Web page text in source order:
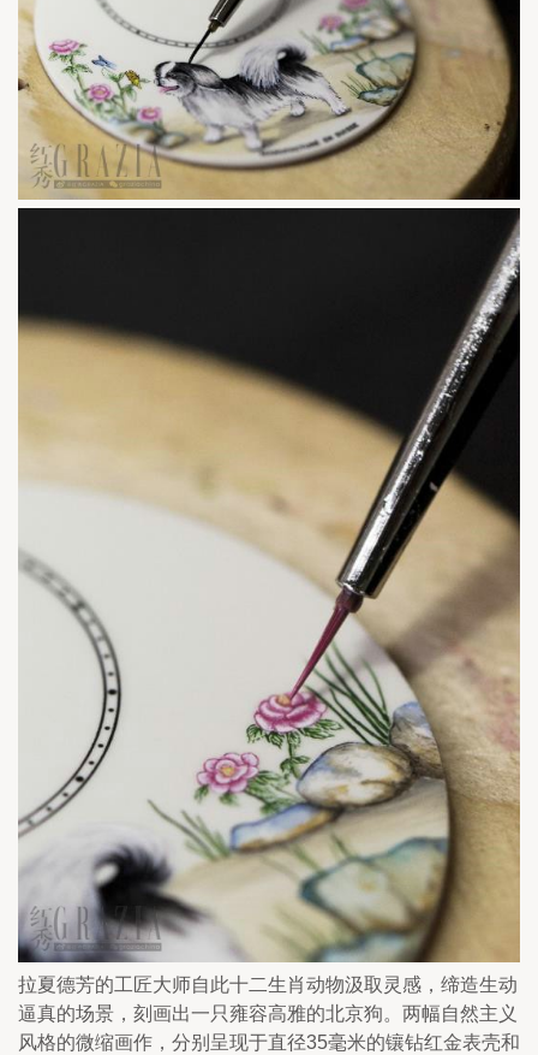
拉夏德芳的工匠大师自此十二生肖动物汲取灵感，缔造生动
逼真的场景，刻画出一只雍容高雅的北京狗。两幅自然主义
风格的微缩画作，分别呈现于直径35毫米的镶钻红金表壳和